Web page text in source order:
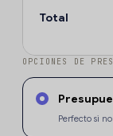
Total
OPCIONES DE
Perfecto si